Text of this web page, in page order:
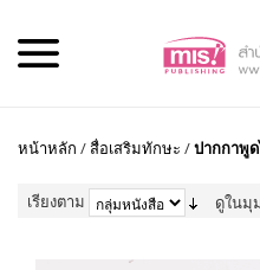
หน้าหลัก /สื่อเสริมทักษะ /ปากกาพู
เรียงตาม ดูในมุ